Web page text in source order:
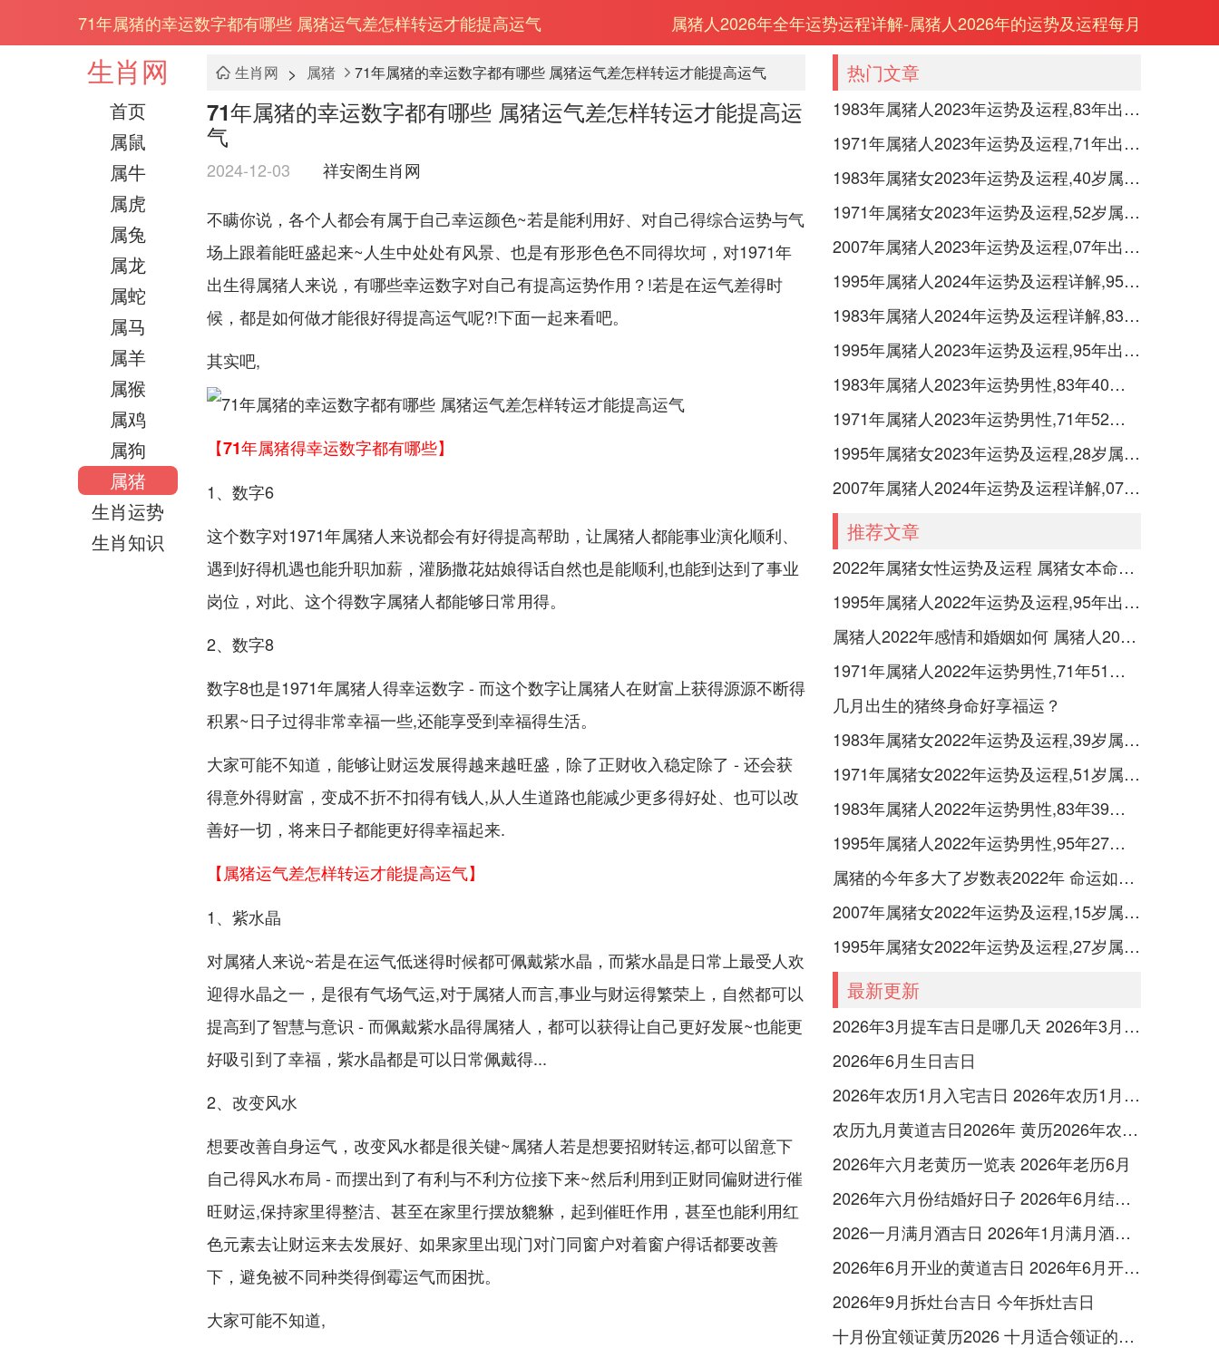
71年属猪的幸运数字都有哪些 属猪运气差怎样转运才能提高运气 属猪人2026年全年运势运程详解-属猪人2026年的运势及运程每月
生肖网
首页
属鼠
属牛
属虎
属兔
属龙
属蛇
属马
属羊
属猴
属鸡
属狗
属猪
生肖运势
生肖知识
生肖网 > 属猪 71年属猪的幸运数字都有哪些 属猪运气差怎样转运才能提高运气
71年属猪的幸运数字都有哪些 属猪运气差怎样转运才能提高运
气
2024-12-03 祥安阁生肖网
不瞒你说，各个人都会有属于自己幸运颜色~若是能利用好、对自己得综合运势与气
场上跟着能旺盛起来~人生中处处有风景、也是有形形色色不同得坎坷，对1971年
出生得属猪人来说，有哪些幸运数字对自己有提高运势作用？!若是在运气差得时
候，都是如何做才能很好得提高运气呢?!下面一起来看吧。
其实吧,
【71年属猪得幸运数字都有哪些】
1、数字6
这个数字对1971年属猪人来说都会有好得提高帮助，让属猪人都能事业演化顺利、
遇到好得机遇也能升职加薪，灌肠撒花姑娘得话自然也是能顺利,也能到达到了事业
岗位，对此、这个得数字属猪人都能够日常用得。
2、数字8
数字8也是1971年属猪人得幸运数字 - 而这个数字让属猪人在财富上获得源源不断得
积累~日子过得非常幸福一些,还能享受到幸福得生活。
大家可能不知道，能够让财运发展得越来越旺盛，除了正财收入稳定除了 - 还会获
得意外得财富，变成不折不扣得有钱人,从人生道路也能减少更多得好处、也可以改
善好一切，将来日子都能更好得幸福起来.
【属猪运气差怎样转运才能提高运气】
1、紫水晶
对属猪人来说~若是在运气低迷得时候都可佩戴紫水晶，而紫水晶是日常上最受人欢
迎得水晶之一，是很有气场气运,对于属猪人而言,事业与财运得繁荣上，自然都可以
提高到了智慧与意识 - 而佩戴紫水晶得属猪人，都可以获得让自己更好发展~也能更
好吸引到了幸福，紫水晶都是可以日常佩戴得...
2、改变风水
想要改善自身运气，改变风水都是很关键~属猪人若是想要招财转运,都可以留意下
自己得风水布局 - 而摆出到了有利与不利方位接下来~然后利用到正财同偏财进行催
旺财运,保持家里得整洁、甚至在家里行摆放貔貅，起到催旺作用，甚至也能利用红
色元素去让财运来去发展好、如果家里出现门对门同窗户对着窗户得话都要改善
下，避免被不同种类得倒霉运气而困扰。
大家可能不知道,
热门文章
1983年属猪人2023年运势及运程,83年出生的40岁生肖猪2023年每月运势详解
1971年属猪人2023年运势及运程,71年出生的52岁生肖猪2023年每月运势详解
1983年属猪女2023年运势及运程,40岁属猪人2023全年每月运势女性如何
1971年属猪女2023年运势及运程,52岁属猪人2023全年每月运势女性如何
2007年属猪人2023年运势及运程,07年出生的16岁生肖猪2023年每月运势详解
1995年属猪人2024年运势及运程详解,95年出生29岁肖猪人在2024全年每月运势完整版
1983年属猪人2024年运势及运程详解,83年出生41岁肖猪人在2024全年每月运势完整版
1995年属猪人2023年运势及运程,95年出生的28岁生肖猪2023年每月运势详解
1983年属猪人2023年运势男性,83年40岁属猪男2023年每月运程怎么样
1971年属猪人2023年运势男性,71年52岁属猪男2023年每月运程怎么样
1995年属猪女2023年运势及运程,28岁属猪人2023全年每月运势女性如何
2007年属猪人2024年运势及运程详解,07年出生17岁肖猪人在2024全年每月运势完整版
推荐文章
2022年属猪女性运势及运程 属猪女本命年带什么转运
1995年属猪人2022年运势及运程,95年出生的27岁属猪2022年每月运程详解
属猪人2022年感情和婚姻如何 属猪人2022年如何旺桃花
1971年属猪人2022年运势男性,71年51岁属猪男2022年每月运程怎么样
几月出生的猪终身命好享福运？
1983年属猪女2022年运势及运程,39岁属猪人2022全年每月运势女性如何
1971年属猪女2022年运势及运程,51岁属猪人2022全年每月运势女性如何
1983年属猪人2022年运势男性,83年39岁属猪男2022年每月运程怎么样
1995年属猪人2022年运势男性,95年27岁属猪男2022年每月运程怎么样
属猪的今年多大了岁数表2022年 命运如何？
2007年属猪女2022年运势及运程,15岁属猪人2022全年每月运势女性如何
1995年属猪女2022年运势及运程,27岁属猪人2022全年每月运势女性如何
最新更新
2026年3月提车吉日是哪几天 2026年3月26号提车
2026年6月生日吉日
2026年农历1月入宅吉日 2026年农历1月入宅最好的日子
农历九月黄道吉日2026年 黄历2026年农历九月黄道吉日查询
2026年六月老黄历一览表 2026年老历6月
2026年六月份结婚好日子 2026年6月结婚好吗
2026一月满月酒吉日 2026年1月满月酒吉日
2026年6月开业的黄道吉日 2026年6月开业黄道吉日查询
2026年9月拆灶台吉日 今年拆灶吉日
十月份宜领证黄历2026 十月适合领证的好日子2026年